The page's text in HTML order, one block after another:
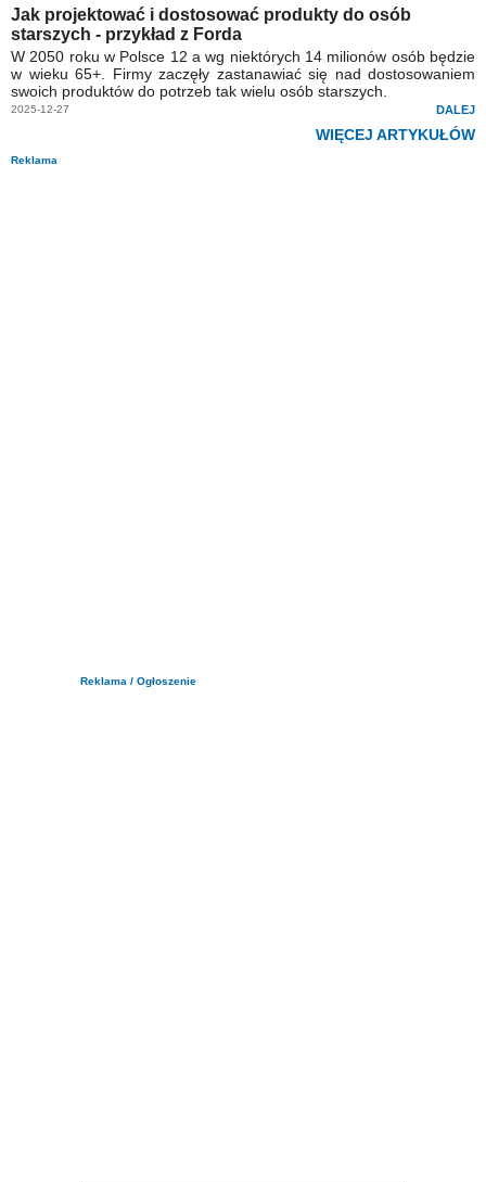
Jak projektować i dostosować produkty do osób
starszych - przykład z Forda
W 2050 roku w Polsce 12 a wg niektórych 14 milionów osób będzie
w wieku 65+. Firmy zaczęły zastanawiać się nad dostosowaniem
swoich produktów do potrzeb tak wielu osób starszych.
2025-12-27 DALEJ
WIĘCEJ ARTYKUŁÓW
Reklama
Reklama / Ogłoszenie